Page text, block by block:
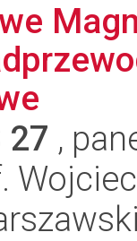
27 ,